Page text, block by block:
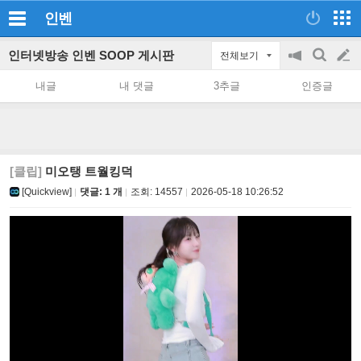
인벤
인터넷방송 인벤 SOOP 게시판 전체보기
공
on/off
검
색
글
쓰
내글 내 댓글 3추글 인증글
[클립] 미오탱 트월킹덕
[Quickview] 댓글: 1 개 조회: 14557 2026-05-18 10:26:52